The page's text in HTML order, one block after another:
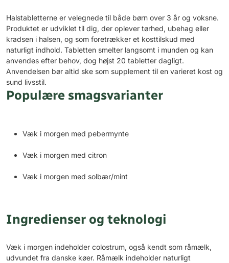
Halstabletterne er velegnede til både børn over 3 år og voksne.
Produktet er udviklet til dig, der oplever tørhed, ubehag eller
kradsen i halsen, og som foretrækker et kosttilskud med
naturligt indhold. Tabletten smelter langsomt i munden og kan
anvendes efter behov, dog højst 20 tabletter dagligt.
Anvendelsen bør altid ske som supplement til en varieret kost og
sund livsstil.
Populære smagsvarianter
Væk i morgen med pebermynte
Væk i morgen med citron
Væk i morgen med solbær/mint
Ingredienser og teknologi
Væk i morgen indeholder colostrum, også kendt som råmælk,
udvundet fra danske køer. Råmælk indeholder naturligt